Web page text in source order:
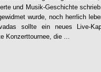
und Musik-Geschichte
wurde, noch herrlich
sollte ein neues Live-
Konzerttournee, die ...